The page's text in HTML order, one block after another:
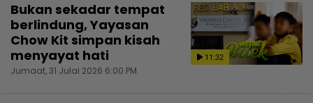
11:32
Bukan sekadar tempat
berlindung, Yayasan
Chow Kit simpan kisah
menyayat hati
Jumaat, 31 Julai 2026 6:00 PM